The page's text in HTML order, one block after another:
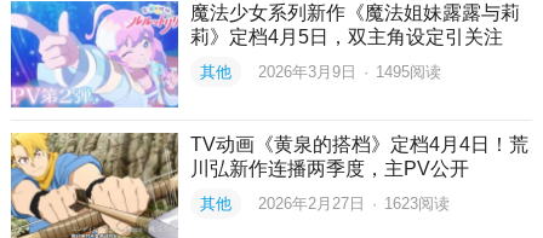
魔法少女系列新作《魔法姐妹露露与莉
莉》定档4月5日，双主角设定引关注
其他 2026年3月9日 · 1495阅读
TV动画《黄泉的搭档》定档4月4日！荒
川弘新作连播两季度，主PV公开
其他 2026年2月27日 · 1623阅读